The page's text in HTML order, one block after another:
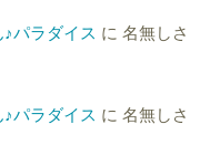
パラダイス に 名無しさ
パラダイス に 名無しさ